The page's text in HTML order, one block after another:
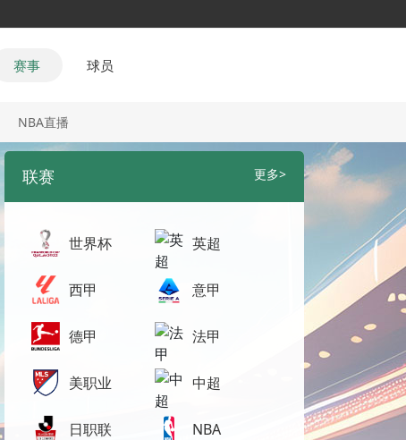
赛事 球员
NBA直播
联赛 更多>
世界杯 英超
西甲 意甲
德甲 法甲
美职业 中超
日职联 NBA